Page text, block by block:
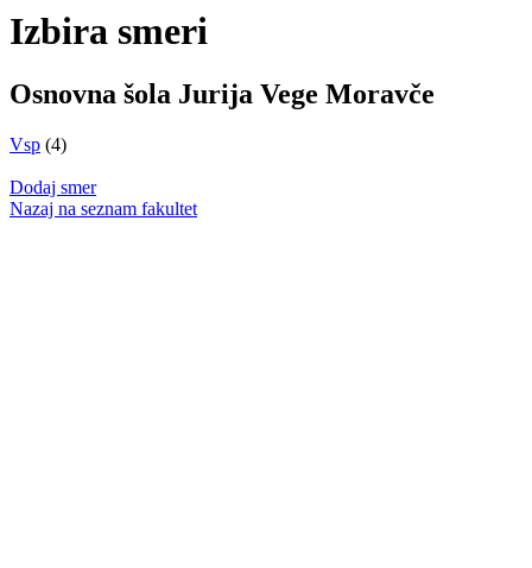
Izbira smeri
Osnovna šola Jurija Vege Moravče
Vsp (4)
Dodaj smer
Nazaj na seznam fakultet